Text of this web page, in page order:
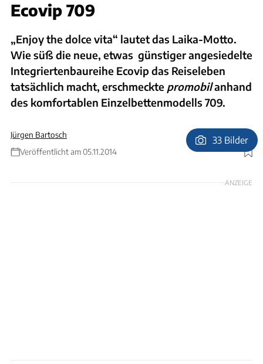
Ecovip 709
„Enjoy the dolce vita“ lautet das Laika-Motto.
Wie süß die neue, etwas günstiger angesiedelte
Integriertenbaureihe Ecovip das Reiseleben
tatsächlich macht, erschmeckte promobilanhand
des komfortablen Einzelbettenmodells 709.
Jürgen Bartosch
Veröffentlicht am 05.11.2014
Foto: Ingolf Pompe
33 Bilder
ANZEIGE